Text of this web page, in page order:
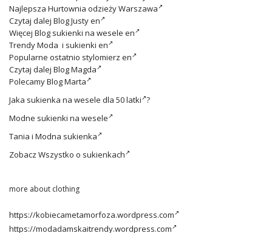
Najlepsza Hurtownia odzieży Warszawa
Czytaj dalej Blog Justy en
Więcej Blog sukienki na wesele en
TrendyModa i sukienki en
Popularne ostatnio stylomierz en
Czytaj dalej Blog Magda
PolecamyBlog Marta
Jaka sukienka na wesele dla 50 latki ?
Modne sukienki na wesele
Tania i Modna sukienka
Zobacz Wszystko o sukienkach
more about clothing
https://kobiecametamorfoza.wordpress.com
https://modadamskaitrendy.wordpress.com